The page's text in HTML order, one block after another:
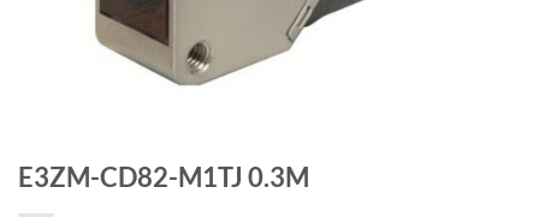
E3ZM-CD82-M1TJ 0.3M